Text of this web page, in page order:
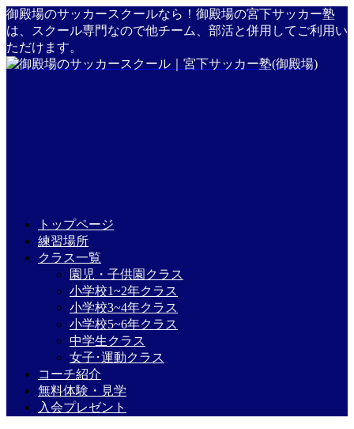
御殿場のサッカースクールなら！御殿場の宮下サッカー塾
は、スクール専門なので他チーム、部活と併用してご利用い
ただけます。
トップページ
練習場所
クラス一覧
園児・子供園クラス
小学校1~2年クラス
小学校3~4年クラス
小学校5~6年クラス
中学生クラス
女子･運動クラス
コーチ紹介
無料体験・見学
入会プレゼント